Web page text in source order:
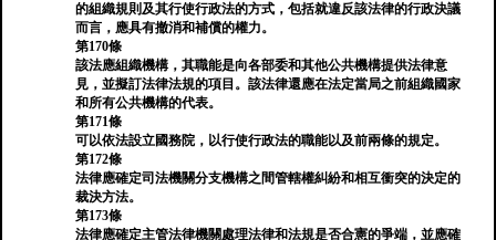
的組織規則及其行使行政法的方式，包括就違反該法律的行政決議
而言，應具有撤消和補償的權力。
第170條
該法應組織機構，其職能是向各部委和其他公共機構提供法律意
見，並擬訂法律法規的項目。該法律還應在法定當局之前組織國家
和所有公共機構的代表。
第171條
可以依法設立國務院，以行使行政法的職能以及前兩條的規定。
第172條
法律應確定司法機關分支機構之間管轄權糾紛和相互衝突的決定的
裁決方法。
第173條
法律應確定主管法律機關處理法律和法規是否合憲的爭端，並應確